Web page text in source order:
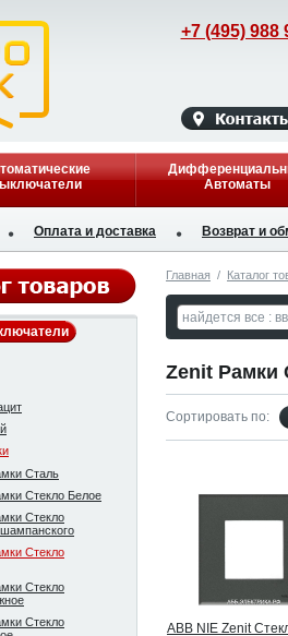
+7 (495) 988
Автоматы
Оплата и доставка Возврат и
Главная / Каталог
Zenit Рамки
Сортировать по:
ABB NIE Zenit
Сталь
Стекло Белое
Стекло
Стекло
Стекло
Стекло